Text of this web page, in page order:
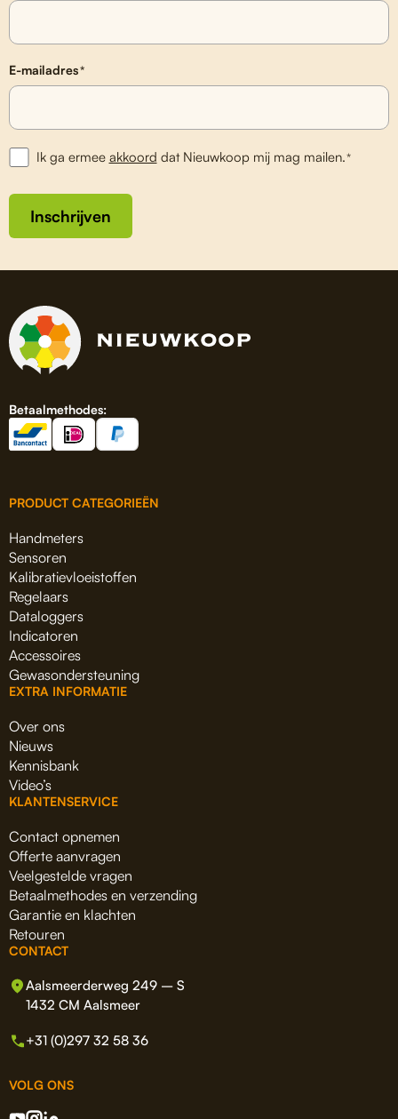
E-mailadres*
Ik ga ermee akkoord dat Nieuwkoop mij mag mailen.*
Inschrijven
Betaalmethodes:
PRODUCT CATEGORIEËN
Handmeters
Sensoren
Kalibratievloeistoffen
Regelaars
Dataloggers
Indicatoren
Accessoires
Gewasondersteuning
EXTRA INFORMATIE
Over ons
Nieuws
Kennisbank
Video’s
KLANTENSERVICE
Contact opnemen
Offerte aanvragen
Veelgestelde vragen
Betaalmethodes en verzending
Garantie en klachten
Retouren
CONTACT
Aalsmeerderweg 249 – S
1432 CM Aalsmeer
+31 (0)297 32 58 36
VOLG ONS